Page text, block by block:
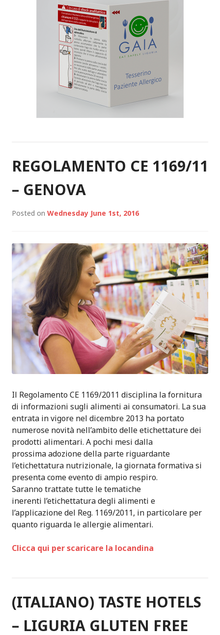
REGOLAMENTO CE 1169/11
– GENOVA
Posted on Wednesday June 1st, 2016
Il Regolamento CE 1169/2011 disciplina la fornitura
di informazioni sugli alimenti ai consumatori. La sua
entrata in vigore nel dicembre 2013 ha portato
numerose novità nell’ambito delle etichettature dei
prodotti alimentari. A pochi mesi dalla
prossima adozione della parte riguardante
l’etichettatura nutrizionale, la giornata formativa si
presenta come evento di ampio respiro.
Saranno trattate tutte le tematiche
inerenti l’etichettatura degli alimenti e
l’applicazione del Reg. 1169/2011, in particolare per
quanto riguarda le allergie alimentari.
Clicca qui per scaricare la locandina
(ITALIANO) TASTE HOTELS
– LIGURIA GLUTEN FREE